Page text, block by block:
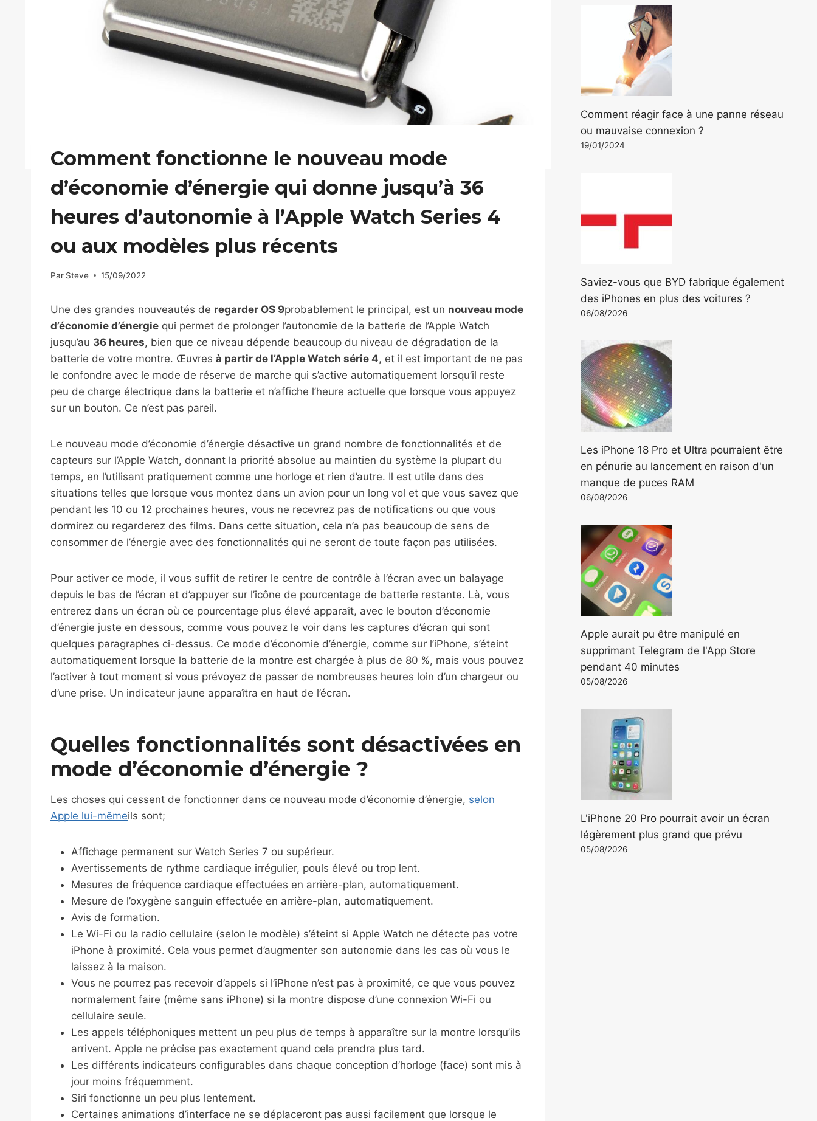
Comment fonctionne le nouveau mode
d’économie d’énergie qui donne jusqu’à 36
heures d’autonomie à l’Apple Watch Series 4
ou aux modèles plus récents
Par Steve 15/09/2022
Une des grandes nouveautés de regarder OS 9probablement le principal, est un nouveau mode
d’économie d’énergie qui permet de prolonger l’autonomie de la batterie de l’Apple Watch
jusqu’au 36 heures, bien que ce niveau dépende beaucoup du niveau de dégradation de la
batterie de votre montre. Œuvres à partir de l’Apple Watch série 4, et il est important de ne pas
le confondre avec le mode de réserve de marche qui s’active automatiquement lorsqu’il reste
peu de charge électrique dans la batterie et n’affiche l’heure actuelle que lorsque vous appuyez
sur un bouton. Ce n’est pas pareil.
Le nouveau mode d’économie d’énergie désactive un grand nombre de fonctionnalités et de
capteurs sur l’Apple Watch, donnant la priorité absolue au maintien du système la plupart du
temps, en l’utilisant pratiquement comme une horloge et rien d’autre. Il est utile dans des
situations telles que lorsque vous montez dans un avion pour un long vol et que vous savez que
pendant les 10 ou 12 prochaines heures, vous ne recevrez pas de notifications ou que vous
dormirez ou regarderez des films. Dans cette situation, cela n’a pas beaucoup de sens de
consommer de l’énergie avec des fonctionnalités qui ne seront de toute façon pas utilisées.
Pour activer ce mode, il vous suffit de retirer le centre de contrôle à l’écran avec un balayage
depuis le bas de l’écran et d’appuyer sur l’icône de pourcentage de batterie restante. Là, vous
entrerez dans un écran où ce pourcentage plus élevé apparaît, avec le bouton d’économie
d’énergie juste en dessous, comme vous pouvez le voir dans les captures d’écran qui sont
quelques paragraphes ci-dessus. Ce mode d’économie d’énergie, comme sur l’iPhone, s’éteint
automatiquement lorsque la batterie de la montre est chargée à plus de 80 %, mais vous pouvez
l’activer à tout moment si vous prévoyez de passer de nombreuses heures loin d’un chargeur ou
d’une prise. Un indicateur jaune apparaîtra en haut de l’écran.
Quelles fonctionnalités sont désactivées en
mode d’économie d’énergie ?
Les choses qui cessent de fonctionner dans ce nouveau mode d’économie d’énergie, selon
Apple lui-mêmeils sont;
Affichage permanent sur Watch Series 7 ou supérieur.
Avertissements de rythme cardiaque irrégulier, pouls élevé ou trop lent.
Mesures de fréquence cardiaque effectuées en arrière-plan, automatiquement.
Mesure de l’oxygène sanguin effectuée en arrière-plan, automatiquement.
Avis de formation.
Le Wi-Fi ou la radio cellulaire (selon le modèle) s’éteint si Apple Watch ne détecte pas votre
iPhone à proximité. Cela vous permet d’augmenter son autonomie dans les cas où vous le
laissez à la maison.
Vous ne pourrez pas recevoir d’appels si l’iPhone n’est pas à proximité, ce que vous pouvez
normalement faire (même sans iPhone) si la montre dispose d’une connexion Wi-Fi ou
cellulaire seule.
Les appels téléphoniques mettent un peu plus de temps à apparaître sur la montre lorsqu’ils
arrivent. Apple ne précise pas exactement quand cela prendra plus tard.
Les différents indicateurs configurables dans chaque conception d’horloge (face) sont mis à
jour moins fréquemment.
Siri fonctionne un peu plus lentement.
Certaines animations d’interface ne se déplaceront pas aussi facilement que lorsque le
Comment réagir face à une panne réseau
ou mauvaise connexion ?
19/01/2024
Saviez-vous que BYD fabrique également
des iPhones en plus des voitures ?
06/08/2026
Les iPhone 18 Pro et Ultra pourraient être
en pénurie au lancement en raison d'un
manque de puces RAM
06/08/2026
Apple aurait pu être manipulé en
supprimant Telegram de l'App Store
pendant 40 minutes
05/08/2026
L'iPhone 20 Pro pourrait avoir un écran
légèrement plus grand que prévu
05/08/2026